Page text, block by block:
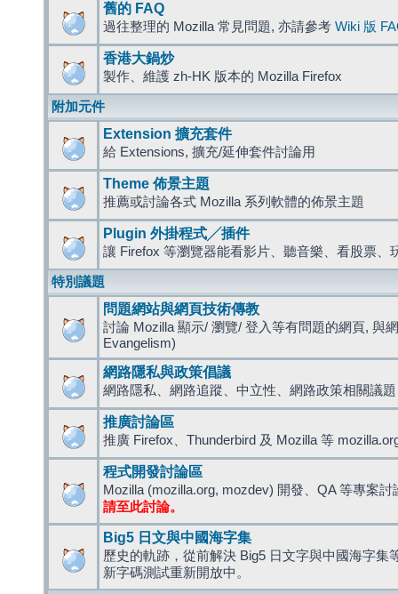
舊的 FAQ
過往整理的 Mozilla 常見問題, 亦請參考 Wiki 版
香港大鍋炒
製作、維護 zh-HK 版本的 Mozilla Firefox
附加元件
Extension 擴充套件
給 Extensions, 擴充/延伸套件討論用
Theme 佈景主題
推薦或討論各式 Mozilla 系列軟體的佈景主題
Plugin 外掛程式╱插件
讓 Firefox 等瀏覽器能看影片、聽音樂、看股票、
特別議題
問題網站與網頁技術傳教
討論 Mozilla 顯示/ 瀏覽/ 登入等有問題的網頁, 與
Evangelism)
網路隱私與政策倡議
網路隱私、網路追蹤、中立性、網路政策相關議題
推廣討論區
推廣 Firefox、Thunderbird 及 Mozilla 等
程式開發討論區
Mozilla (mozilla.org, mozdev) 開發、QA 等專案討
請至此討論。
Big5 日文與中國海字集
歷史的軌跡，從前解決 Big5 日文字與中國海字集
新字碼測試重新開放中。